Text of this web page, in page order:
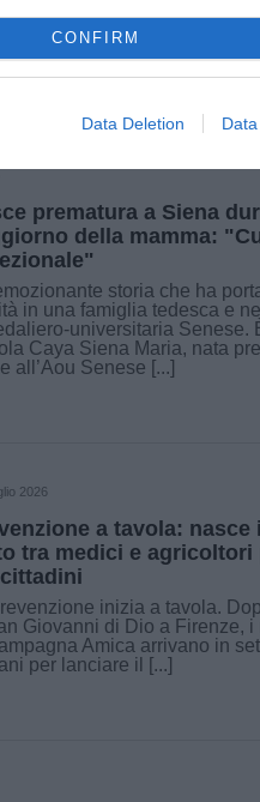
CONFIRM
Data Deletion
prematura a Siena
della mamma:
storia che ha
in una famiglia tedesca e
universitaria Senese.
Caya Siena Maria, nata
all’Aou Senese [...]
2026
a tavola: nasce
tra medici e agricoltori
inizia a tavola.
Giovanni di Dio a Firenze, i
Amica arrivano in
per lanciare il [...]